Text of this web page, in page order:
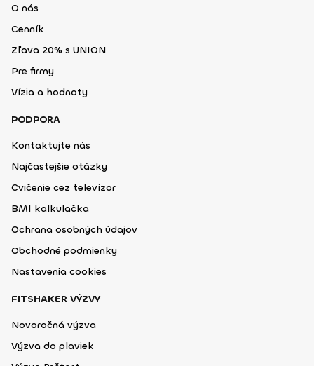
O nás
Cenník
Zľava 20% s UNION
Pre firmy
Vízia a hodnoty
PODPORA
Kontaktujte nás
Najčastejšie otázky
Cvičenie cez televízor
BMI kalkulačka
Ochrana osobných údajov
Obchodné podmienky
Nastavenia cookies
FITSHAKER VÝZVY
Novoročná výzva
Výzva do plaviek